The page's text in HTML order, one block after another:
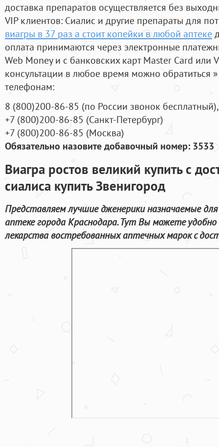
доставка препаратов осуществляется без
VIP клиентов: Сиалис и другие препараты для
виагры в 37 раз а стоит копейки в любой аптеке
оплата принимаются через электронные
Web Money и с банковских карт Master Card или
консультации в любое время можно обратиться
телефонам:
8 (800)200-86-85 (по России звонок бесплатный),
+7 (800)200-86-85 (Санкт-Петербург)
+7 (800)200-86-85 (Москва)
Обязательно назовите добавочный номер: 3533
Виагра ростов великий купить с
сиалиса купить Звенигород
Представляем лучшие дженерики назначаемые
аптеке города Краснодара. Тут Вы можете
лекарства востребованных аптечных марок с